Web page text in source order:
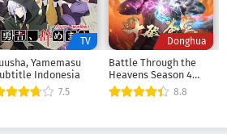
TV
Yamemasu
Indonesia
7.5
Donghua
Battle Through the
Heavens Season 4
Episode 1
8.8